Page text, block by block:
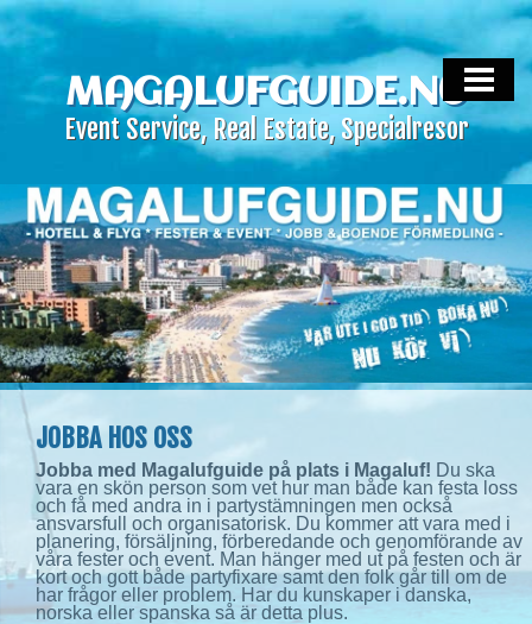
HEM
MALLORCA LIVE
MALLORCA EVENT SERVICE
HOTELL & FLYG
OM OSS
KONTAKTA
MAGALUFGUIDE.NU
Event Service, Real Estate, Specialresor
JOBBA HOS OSS
Jobba med Magalufguide på plats i Magaluf! Du ska
vara en skön person som vet hur man både kan festa loss
och få med andra in i partystämningen men också
ansvarsfull och organisatorisk. Du kommer att vara med i
planering, försäljning, förberedande och genomförande av
våra fester och event. Man hänger med ut på festen och är
kort och gott både partyfixare samt den folk går till om de
har frågor eller problem. Har du kunskaper i danska,
norska eller spanska så är detta plus.